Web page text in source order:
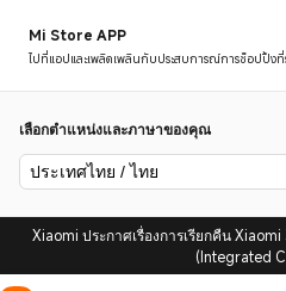
Mi Store APP
ไปที่แอปและเพลิดเพลินกับประสบการณ์การช็อปปิ้งที่
เลือกตำแหน่งและภาษาของคุณ
ประเทศไทย / ไทย
Xiaomi ประกาศเรื่องการเรียกคืน
(Integrated